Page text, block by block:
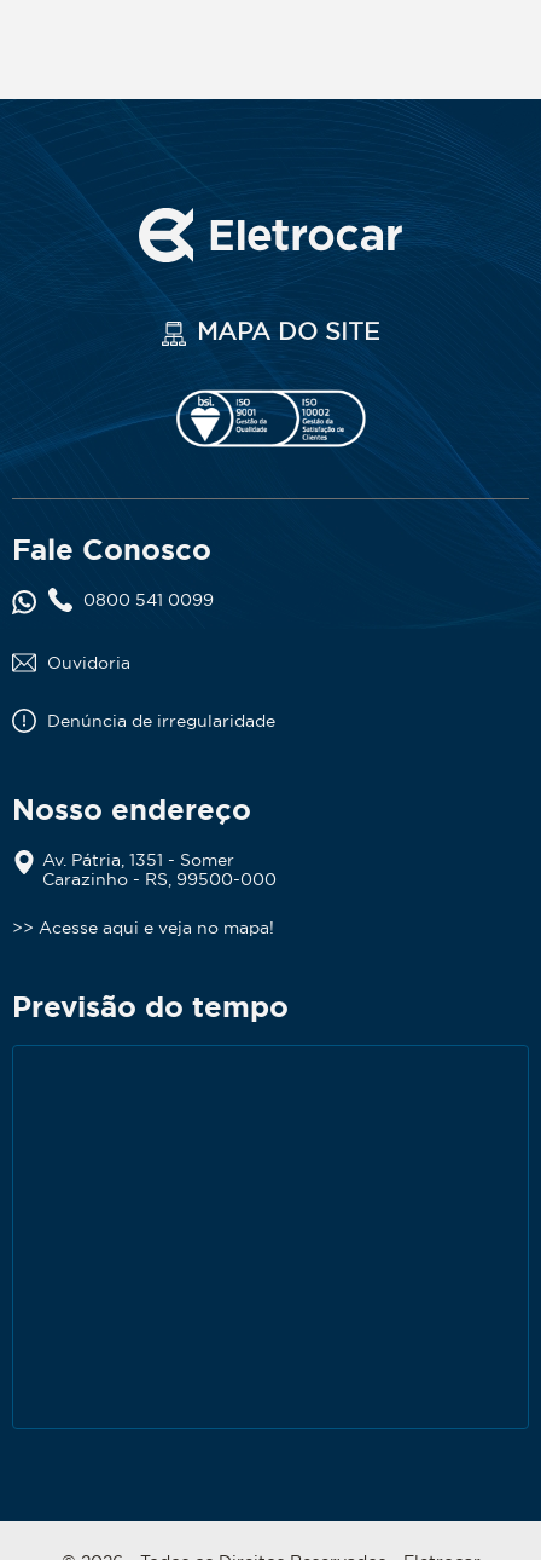
MAPA DO SITE
Fale Conosco
0800 541 0099
Ouvidoria
Denúncia de irregularidade
Nosso endereço
Av. Pátria, 1351 - Somer
Carazinho - RS, 99500-000
>> Acesse aqui e veja no mapa!
Previsão do tempo